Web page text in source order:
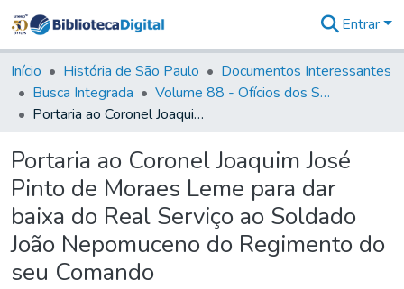
&
Coleções
Tudo na
Biblioteca
Estatísticas
Entrar
Início História de São Paulo
Documentos Interessantes
Busca Integrada
Volume 88 - Ofícios dos Senhores Governadores Interinos da Capitania de São Paulo (1817- 1819)
Portaria ao Coronel Joaquim José Pinto de Moraes Leme para dar baixa do Real Serviço ao Soldado João Nepomuceno do Regimento do seu Comando
Portaria ao Coronel Joaquim José
Pinto de Moraes Leme para dar
baixa do Real Serviço ao Soldado
João Nepomuceno do Regimento do
seu Comando